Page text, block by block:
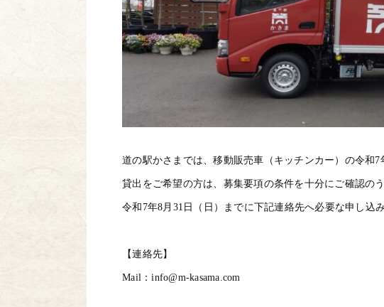
道の駅かさまでは、移動販売車（キッチンカー）の令和7
貸出をご希望の方は、募集要項の条件を十分にご確認のう
令和7年8月31日（日）までに下記連絡先へ必要な申し込
【連絡先】
Mail：info@m-kasama.com